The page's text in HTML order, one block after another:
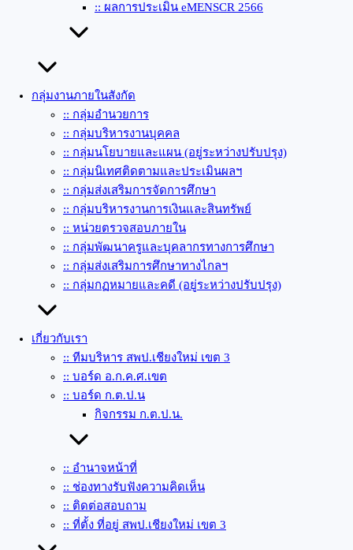
:: ผลการประเมิน eMENSCR 2566
กลุ่มงานภายในสังกัด
:: กลุ่มอำนวยการ
:: กลุ่มบริหารงานบุคคล
:: กลุ่มนโยบายและแผน (อยู่ระหว่างปรับปรุง)
:: กลุ่มนิเทศติดตามและประเมินผลฯ
:: กลุ่มส่งเสริมการจัดการศึกษา
:: กลุ่มบริหารงานการเงินและสินทรัพย์
:: หน่วยตรวจสอบภายใน
:: กลุ่มพัฒนาครูและบุคลากรทางการศึกษา
:: กลุ่มส่งเสริมการศึกษาทางไกลฯ
:: กลุ่มกฏหมายและคดี (อยู่ระหว่างปรับปรุง)
เกี่ยวกับเรา
:: ทีมบริหาร สพป.เชียงใหม่ เขต 3
:: บอร์ด อ.ก.ค.ศ.เขต
:: บอร์ด ก.ต.ป.น
กิจกรรม ก.ต.ป.น.
:: อำนาจหน้าที่
:: ช่องทางรับฟังความคิดเห็น
:: ติดต่อสอบถาม
:: ที่ตั้ง ที่อยู่ สพป.เชียงใหม่ เขต 3